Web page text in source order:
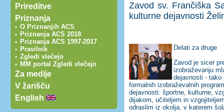
Prireditve
Priznanja
• O Priznanjih ACS
• Priznanja ACS 2018
• Priznanja ACS 1997-2017
• Pravilnik
• Zgledi vlečejo
• MM portal Zgledi vlečejo
Za medije
V žarišču
English
Zavod sv. Frančiška
kulturne dejavnosti
Delati za druge
Zavod je sicer
izobraževanju
dejavnosti - tako
formalnih izobraževalnih
dejavnosti: športne, kulturne,
dijakom, učiteljem in
odraslim iz okolja, v katerem